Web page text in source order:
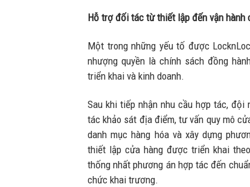
Hỗ trợ đối tác từ thiết lập đến vận hành
Một trong những yếu tố được
nhượng quyền là chính sách đồng
triển khai và kinh doanh.
Sau khi tiếp nhận nhu cầu hợp tác,
tác khảo sát địa điểm, tư vấn quy mô
danh mục hàng hóa và xây dựng
thiết lập cửa hàng được triển khai
thống nhất phương án hợp tác đến
chức khai trương.